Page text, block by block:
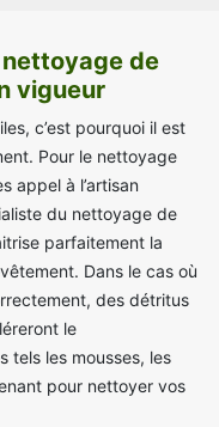
de
vigueur
c’est pourquoi il est
Pour le nettoyage
appel à l’artisan
du nettoyage de
parfaitement la
Dans le cas où
des détritus
le
tels les mousses, les
pour nettoyer vos